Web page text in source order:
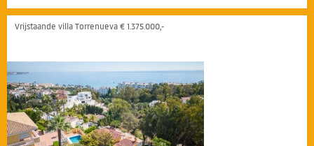
Vrijstaande villa Torrenueva € 1.375.000,-